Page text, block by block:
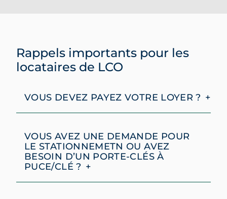
Rappels importants pour les
locataires de LCO
VOUS DEVEZ PAYEZ VOTRE LOYER ?
VOUS AVEZ UNE DEMANDE POUR
LE STATIONNEMETN OU AVEZ
BESOIN D’UN PORTE-CLÉS À
PUCE/CLÉ ?